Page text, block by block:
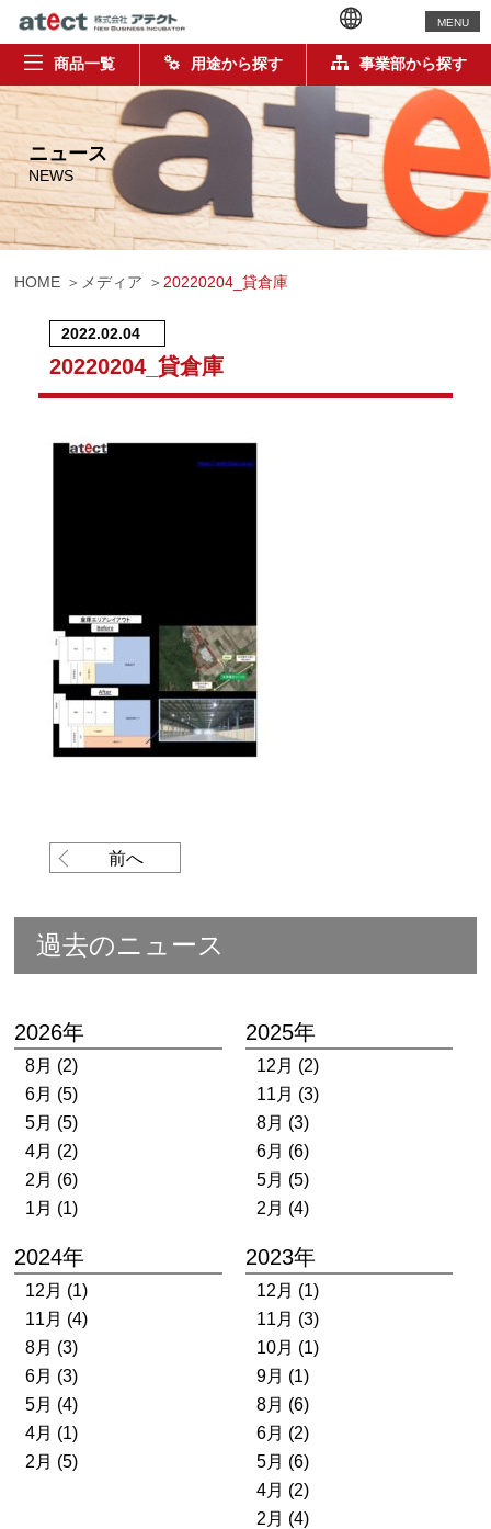
MENU
商品一覧 用途から探す 事業部から探す
ニュース
NEWS
HOME メディア 20220204_貸倉庫
2022.02.04
20220204_貸倉庫
前へ
過去のニュース
2026年
8月 (2)
6月 (5)
5月 (5)
4月 (2)
2月 (6)
1月 (1)
2025年
12月 (2)
11月 (3)
8月 (3)
6月 (6)
5月 (5)
2月 (4)
2024年
12月 (1)
11月 (4)
8月 (3)
6月 (3)
5月 (4)
4月 (1)
2月 (5)
2023年
12月 (1)
11月 (3)
10月 (1)
9月 (1)
8月 (6)
6月 (2)
5月 (6)
4月 (2)
2月 (4)